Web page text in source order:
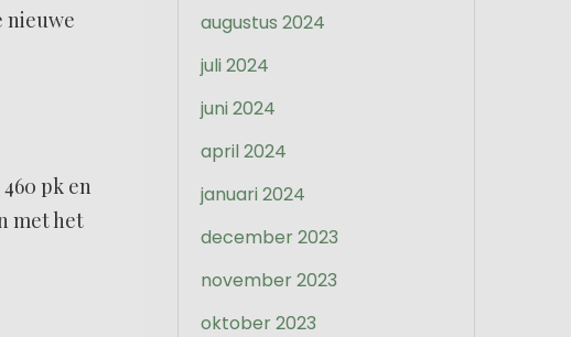
nieuwe
pk en
met het
augustus 2024
juli 2024
juni 2024
april 2024
januari 2024
december 2023
november 2023
oktober 2023